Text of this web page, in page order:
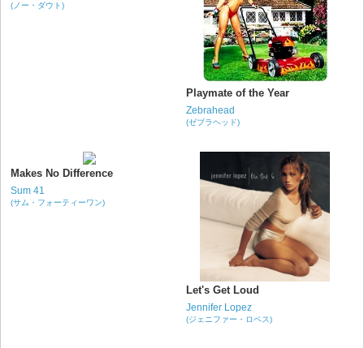
(ノー・ダウト)
Playmate of the Year
Zebrahead
(ゼブラヘッド)
Makes No Difference
Sum 41
(サム・フォーティーワン)
Let's Get Loud
Jennifer Lopez
(ジェニファー・ロペス)